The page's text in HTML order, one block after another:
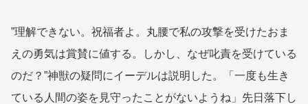
”理解できない。祝福者よ。丸腰で私の攻撃を受けたおま
えの勇気は賞賛に値する。しかし、なぜ叱責を受けている
のだ？”神獣の疑問にイーデルは説明した。「一度も生き
ている人間の姿を見守ったことがないようね」先日落下し